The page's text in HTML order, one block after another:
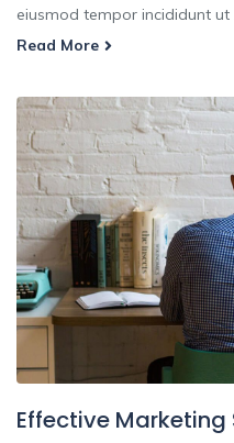
eiusmod tempor incididunt ut
Read More
Effective